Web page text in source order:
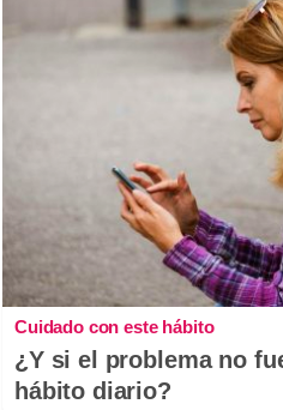
Cuidado con este hábito
¿Y si el problema no
hábito diario?